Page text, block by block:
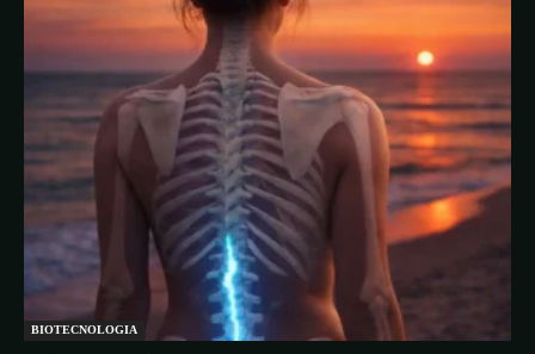
BIOTECNOLOGIA